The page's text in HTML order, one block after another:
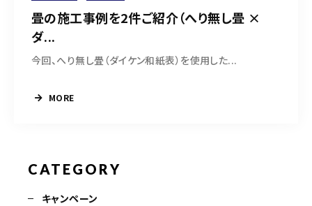
畳の施工事例を2件ご紹介（へり無し畳 ×
ダ...
今回、へり無し畳（ダイケン和紙表）を使用した...
MORE
CATEGORY
キャンペーン